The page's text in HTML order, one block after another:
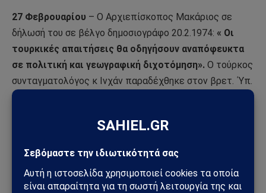
27 Φεβρουαρίου – Ο Αρχιεπίσκοπος Μακάριος σε
δήλωσή του σε βέλγο δημοσιογράφο 20.2.1974: « Οι
τουρκικές απαιτήσεις θα οδηγήσουν αναπόφευκτα
σε πολιτική και γεωγραφική διχοτόμηση». Ο τούρκος
συνταγματολόγος κ Ινχάν παραδέχθηκε στον βρετ. ΄Υπ.
Αρμοστή τον τουρκικό στόχο:
εμπιστοσύνη στις Συνθήκες του 1960. Η ομοσπονδία
8 Απριλίου– Ο Ετσεβίτ: «διαρκή λύση στα πλαίσια